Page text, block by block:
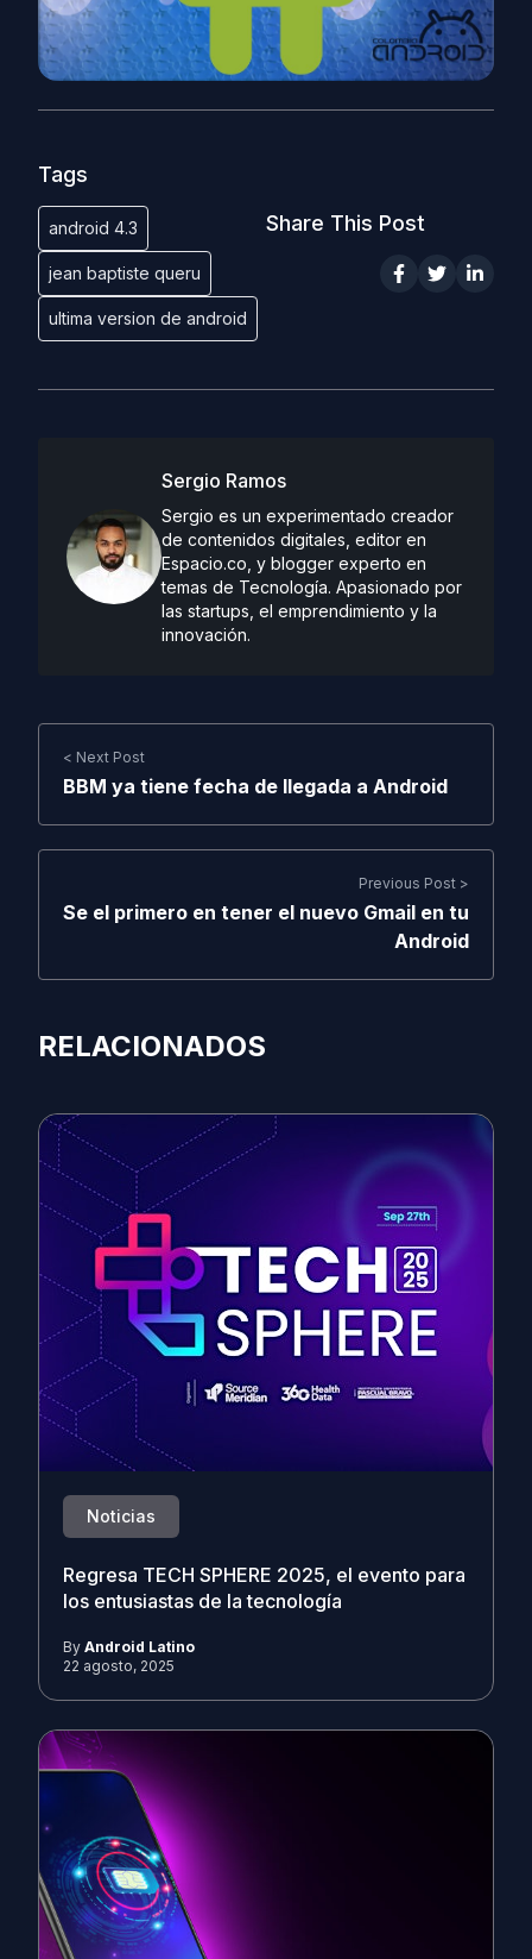
Tags
android 4.3
jean baptiste queru
ultima version de android
Share This Post
Sergio Ramos
Sergio es un experimentado creador
de contenidos digitales, editor en
Espacio.co, y blogger experto en
temas de Tecnología. Apasionado por
las startups, el emprendimiento y la
innovación.
< Next Post
BBM ya tiene fecha de llegada a Android
Previous Post >
Se el primero en tener el nuevo Gmail en tu
Android
RELACIONADOS
Noticias
Regresa TECH SPHERE 2025, el evento para
los entusiastas de la tecnología
By Android Latino
22 agosto, 2025